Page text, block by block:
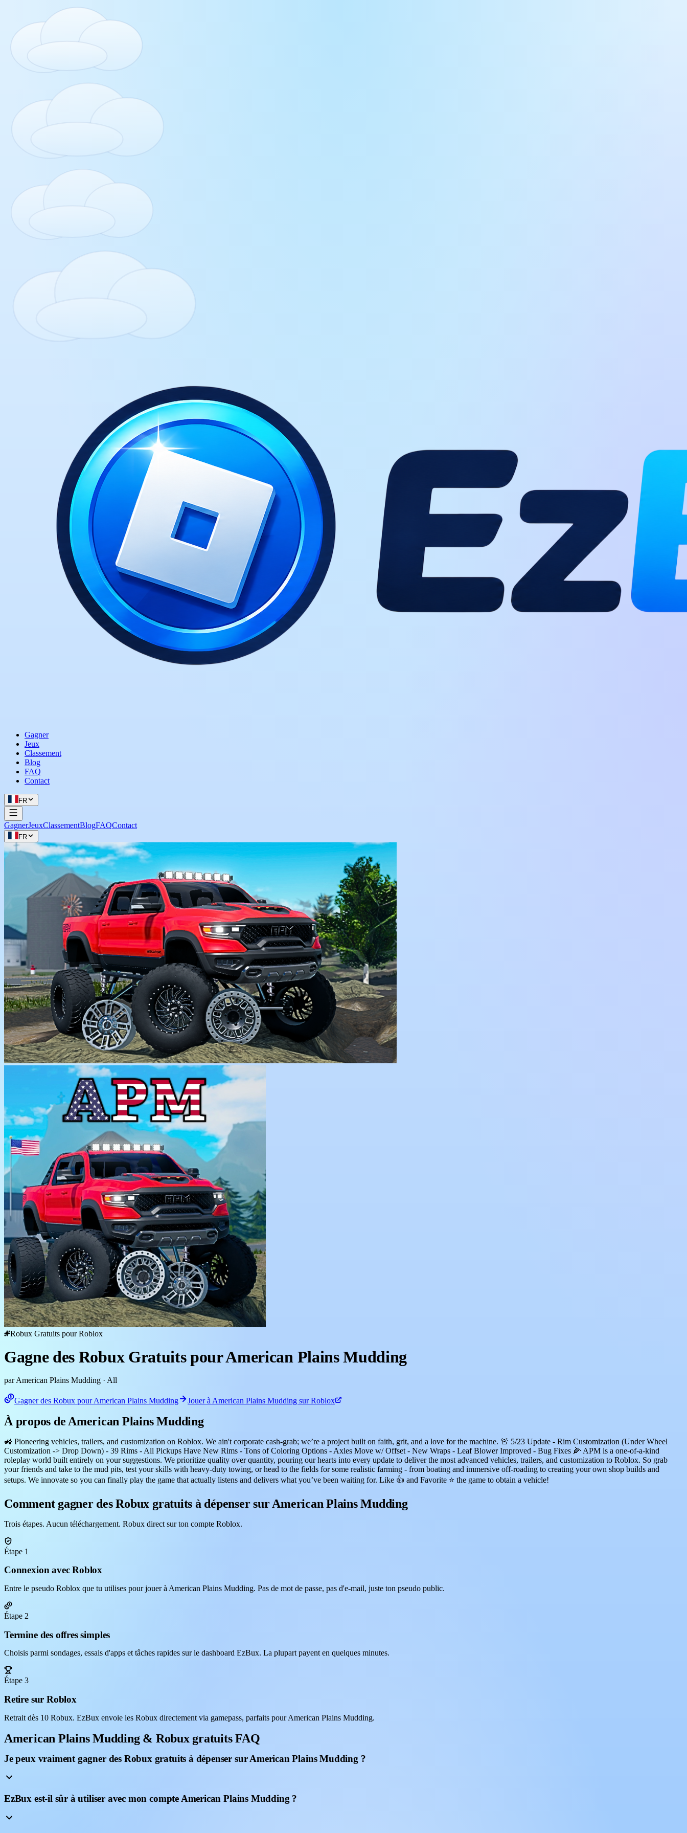
Gagner
Jeux
Classement
Blog
FAQ
Contact
FR
GagnerJeuxClassementBlogFAQContact
FR
Robux Gratuits pour Roblox
Gagne des Robux Gratuits pour American Plains Mudding
par American Plains Mudding · All
Gagner des Robux pour American Plains Mudding Jouer à American Plains Mudding sur Roblox
À propos de American Plains Mudding
🚜 Pioneering vehicles, trailers, and customization on Roblox. We ain't corporate cash-grab; we’re a project built on faith, grit, and a love for the machine. 🚨 5/23 Update - Rim Customization (Under Wheel
Customization -> Drop Down) - 39 Rims - All Pickups Have New Rims - Tons of Coloring Options - Axles Move w/ Offset - New Wraps - Leaf Blower Improved - Bug Fixes 🌽 APM is a one-of-a-kind
roleplay world built entirely on your suggestions. We prioritize quality over quantity, pouring our hearts into every update to deliver the most advanced vehicles, trailers, and customization to Roblox. So grab
your friends and take to the mud pits, test your skills with heavy-duty towing, or head to the fields for some realistic farming - from boating and immersive off-roading to creating your own shop builds and
setups. We innovate so you can finally play the game that actually listens and delivers what you’ve been waiting for. Like 👍 and Favorite ⭐ the game to obtain a vehicle!
Comment gagner des Robux gratuits à dépenser sur American Plains Mudding
Trois étapes. Aucun téléchargement. Robux direct sur ton compte Roblox.
Étape 1
Connexion avec Roblox
Entre le pseudo Roblox que tu utilises pour jouer à American Plains Mudding. Pas de mot de passe, pas d'e-mail, juste ton pseudo public.
Étape 2
Termine des offres simples
Choisis parmi sondages, essais d'apps et tâches rapides sur le dashboard EzBux. La plupart payent en quelques minutes.
Étape 3
Retire sur Roblox
Retrait dès 10 Robux. EzBux envoie les Robux directement via gamepass, parfaits pour American Plains Mudding.
American Plains Mudding & Robux gratuits FAQ
Je peux vraiment gagner des Robux gratuits à dépenser sur American Plains Mudding ?
EzBux est-il sûr à utiliser avec mon compte American Plains Mudding ?